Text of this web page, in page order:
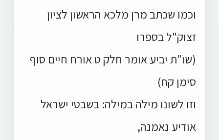
וכמו שכתב מרן מלכא הראשון לציון
זצוק"ל בספרו
(שו"ת יביע אומר חלק ט אורח חיים סוף
סימן קח)
וזו לשונו מילה במילה: בשבטי ישראל
אודיע נאמנה,